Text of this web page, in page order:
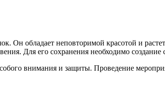
Он обладает неповторимой красотой и
Для его сохранения необходимо
внимания и защиты. Проведение